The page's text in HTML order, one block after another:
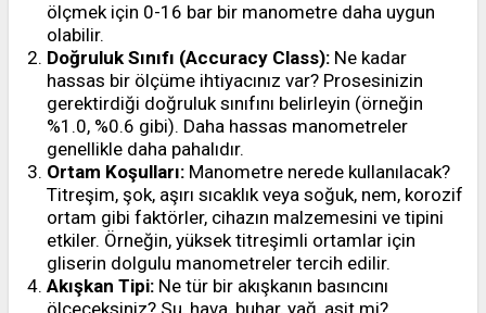
ölçmek için 0-16 bar bir manometre daha uygun
olabilir.
Doğruluk Sınıfı (Accuracy Class): Ne kadar
hassas bir ölçüme ihtiyacınız var? Prosesinizin
gerektirdiği doğruluk sınıfını belirleyin (örneğin
%1.0, %0.6 gibi). Daha hassas manometreler
genellikle daha pahalıdır.
Ortam Koşulları: Manometre nerede kullanılacak?
Titreşim, şok, aşırı sıcaklık veya soğuk, nem, korozif
ortam gibi faktörler, cihazın malzemesini ve tipini
etkiler. Örneğin, yüksek titreşimli ortamlar için
gliserin dolgulu manometreler tercih edilir.
Akışkan Tipi: Ne tür bir akışkanın basıncını
ölçeceksiniz? Su, hava, buhar, yağ, asit mi?